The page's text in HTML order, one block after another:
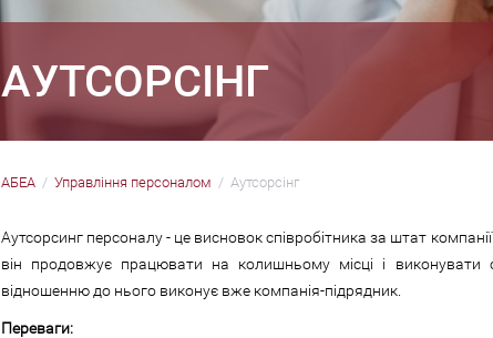
АУТСОРСІНГ
АБЕА Управління персоналом Аутсорсінг
Аутсорсинг персоналу - це висновок співробітника за штат
він продовжує працювати на колишньому місці і
відношенню до нього виконує вже компанія-підрядник.
Переваги: